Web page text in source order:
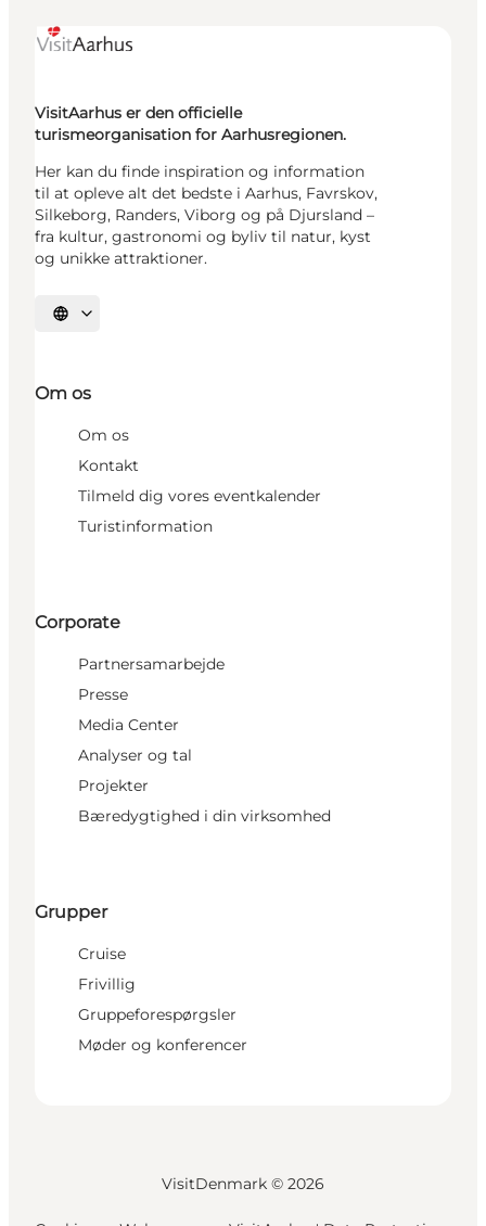
VisitAarhus er den officielle
turismeorganisation for Aarhusregionen.
Her kan du finde inspiration og information
til at opleve alt det bedste i Aarhus, Favrskov,
Silkeborg, Randers, Viborg og på Djursland –
fra kultur, gastronomi og byliv til natur, kyst
og unikke attraktioner.
Vælg sprog
Om os
Om os
Kontakt
Tilmeld dig vores eventkalender
Turistinformation
Corporate
Partnersamarbejde
Presse
Media Center
Analyser og tal
Projekter
Bæredygtighed i din virksomhed
Grupper
Cruise
Frivillig
Gruppeforespørgsler
Møder og konferencer
VisitDenmark © 2026